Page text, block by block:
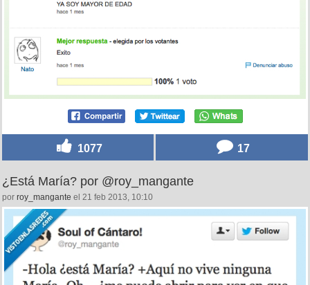
1077 17
¿Está María? por @roy_mangante
por roy_mangante el 21 feb 2013, 10:10